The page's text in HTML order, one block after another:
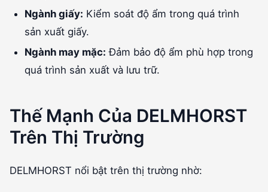
Ngành giấy: Kiểm soát độ ẩm trong quá trình
sản xuất giấy.
Ngành may mặc: Đảm bảo độ ẩm phù hợp trong
quá trình sản xuất và lưu trữ.
Thế Mạnh Của DELMHORST
Trên Thị Trường
DELMHORST nổi bật trên thị trường nhờ: